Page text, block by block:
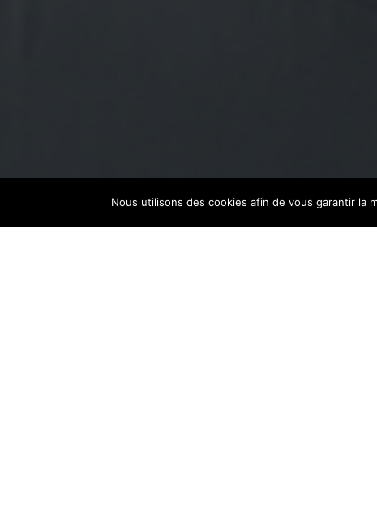
Nous utilisons des cookies afin de vous garantir la